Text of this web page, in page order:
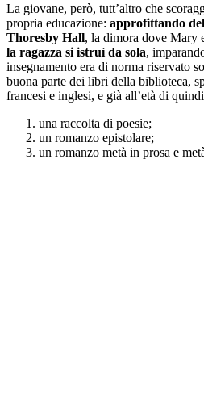
La giovane, però, tutt’altro che
propria educazione: approfittando
Thoresby Hall, la dimora dove Mary
la ragazza si istruì da sola,
insegnamento era di norma riservato
buona parte dei libri della biblioteca,
francesi e inglesi, e già all’età di
una raccolta di poesie;
un romanzo epistolare;
un romanzo metà in prosa e